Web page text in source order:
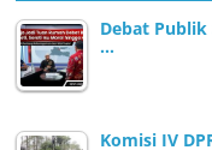
Debat Publik
…
Komisi IV